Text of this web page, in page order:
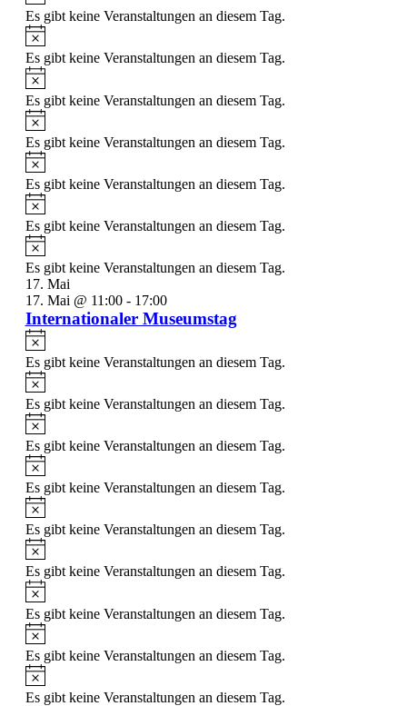
Es gibt keine Veranstaltungen an diesem Tag.
Es gibt keine Veranstaltungen an diesem Tag.
Es gibt keine Veranstaltungen an diesem Tag.
Es gibt keine Veranstaltungen an diesem Tag.
Es gibt keine Veranstaltungen an diesem Tag.
Es gibt keine Veranstaltungen an diesem Tag.
Es gibt keine Veranstaltungen an diesem Tag.
17. Mai
17. Mai @ 11:00- 17:00
Internationaler Museumstag
Es gibt keine Veranstaltungen an diesem Tag.
Es gibt keine Veranstaltungen an diesem Tag.
Es gibt keine Veranstaltungen an diesem Tag.
Es gibt keine Veranstaltungen an diesem Tag.
Es gibt keine Veranstaltungen an diesem Tag.
Es gibt keine Veranstaltungen an diesem Tag.
Es gibt keine Veranstaltungen an diesem Tag.
Es gibt keine Veranstaltungen an diesem Tag.
Es gibt keine Veranstaltungen an diesem Tag.